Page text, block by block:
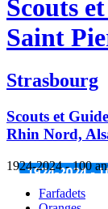
Scouts
Saint
Strasbourg
Scouts et
Rhin Nord,
1924-2024 - 100
Farfadets